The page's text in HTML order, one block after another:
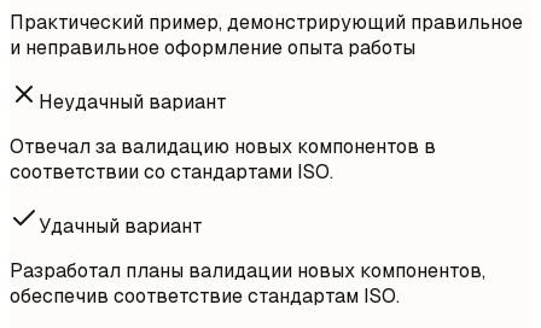
Практический пример, демонстрирующий правильное
и неправильное оформление опыта работы
Неудачный вариант
Отвечал за валидацию новых компонентов в
соответствии со стандартами ISO.
Удачный вариант
Разработал планы валидации новых компонентов,
обеспечив соответствие стандартам ISO.